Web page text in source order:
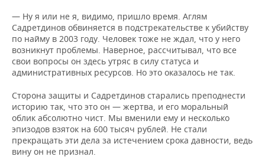
— Ну я или не я, видимо, пришло время. Аглям
Садретдинов обвиняется в подстрекательстве к убийству
по найму в 2003 году. Человек тоже не ждал, что у него
возникнут проблемы. Наверное, рассчитывал, что все
свои вопросы он здесь утряс в силу статуса и
административных ресурсов. Но это оказалось не так.
Сторона защиты и Садретдинов старались преподнести
историю так, что это он — жертва, и его моральный
облик абсолютно чист. Мы вменили ему и несколько
эпизодов взяток на 600 тысяч рублей. Не стали
прекращать эти дела за истечением срока давности, ведь
вину он не признал.